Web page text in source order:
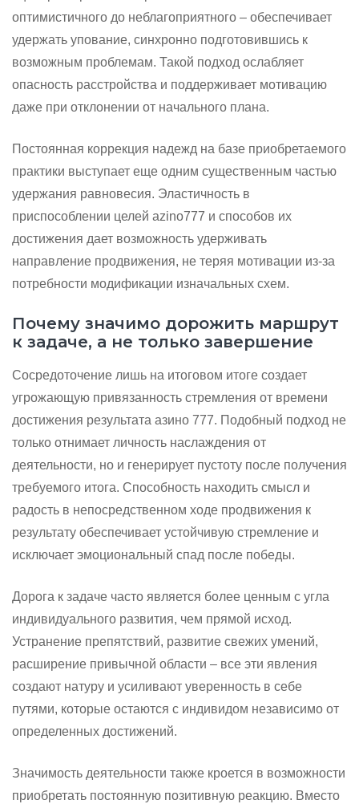
оптимистичного до неблагоприятного – обеспечивает
удержать упование, синхронно подготовившись к
возможным проблемам. Такой подход ослабляет
опасность расстройства и поддерживает мотивацию
даже при отклонении от начального плана.
Постоянная коррекция надежд на базе приобретаемого
практики выступает еще одним существенным частью
удержания равновесия. Эластичность в
приспособлении целей azino777 и способов их
достижения дает возможность удерживать
направление продвижения, не теряя мотивации из-за
потребности модификации изначальных схем.
Почему значимо дорожить маршрут
к задаче, а не только завершение
Сосредоточение лишь на итоговом итоге создает
угрожающую привязанность стремления от времени
достижения результата азино 777. Подобный подход не
только отнимает личность наслаждения от
деятельности, но и генерирует пустоту после получения
требуемого итога. Способность находить смысл и
радость в непосредственном ходе продвижения к
результату обеспечивает устойчивую стремление и
исключает эмоциональный спад после победы.
Дорога к задаче часто является более ценным с угла
индивидуального развития, чем прямой исход.
Устранение препятствий, развитие свежих умений,
расширение привычной области – все эти явления
создают натуру и усиливают уверенность в себе
путями, которые остаются с индивидом независимо от
определенных достижений.
Значимость деятельности также кроется в возможности
приобретать постоянную позитивную реакцию. Вместо